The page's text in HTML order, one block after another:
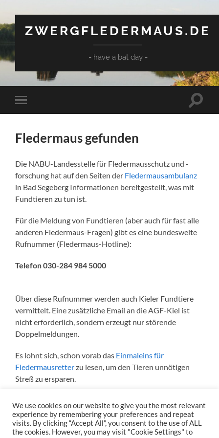
ZWERGFLEDERMAUS.DE
- have a bat day -
Mobile-
Menü
Fledermaus gefunden
Die NABU-Landesstelle für Fledermausschutz und -
forschung hat auf den Seiten der Fledermausambulanz
in Bad Segeberg Informationen bereitgestellt, was mit
Fundtieren zu tun ist.
Für die Meldung von Fundtieren (aber auch für fast alle
anderen Fledermaus-Fragen) gibt es eine bundesweite
Rufnummer (Fledermaus-Hotline):
Telefon 030-284 984 5000
Über diese Rufnummer werden auch Kieler Fundtiere
vermittelt. Eine zusätzliche Email an die AGF-Kiel ist
nicht erforderlich, sondern erzeugt nur störende
Doppelmeldungen.
Es lohnt sich, schon vorab das Einmaleins für
Fledermausretterzu lesen, um den Tieren unnötigen
Streß zu ersparen.
We use cookies on our website to give you the most relevant
experience by remembering your preferences and repeat
visits. By clicking “Accept All”, you consent to the use of ALL
the cookies. However, you may visit "Cookie Settings" to